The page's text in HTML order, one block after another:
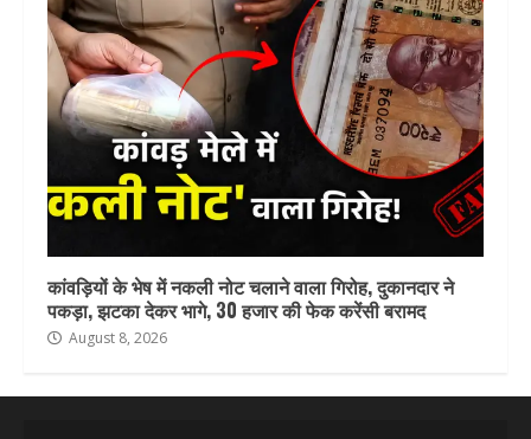
कांवड़ियों के भेष में नकली नोट चलाने वाला गिरोह, दुकानदार ने
पकड़ा, झटका देकर भागे, 30 हजार की फेक करेंसी बरामद
August 8, 2026